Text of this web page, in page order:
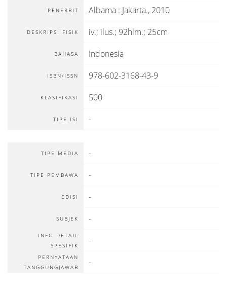
PENERBIT Albama : Jakarta., 2010
DESKRIPSI FISIK iv.; ilus.; 92hlm.; 25cm
BAHASA Indonesia
ISBN/ISSN 978-602-3168-43-9
KLASIFIKASI 500
TIPE ISI -
TIPE MEDIA -
TIPE PEMBAWA -
EDISI -
SUBJEK -
INFO DETAIL
SPESIFIK
-
PERNYATAAN
TANGGUNGJAWAB
-